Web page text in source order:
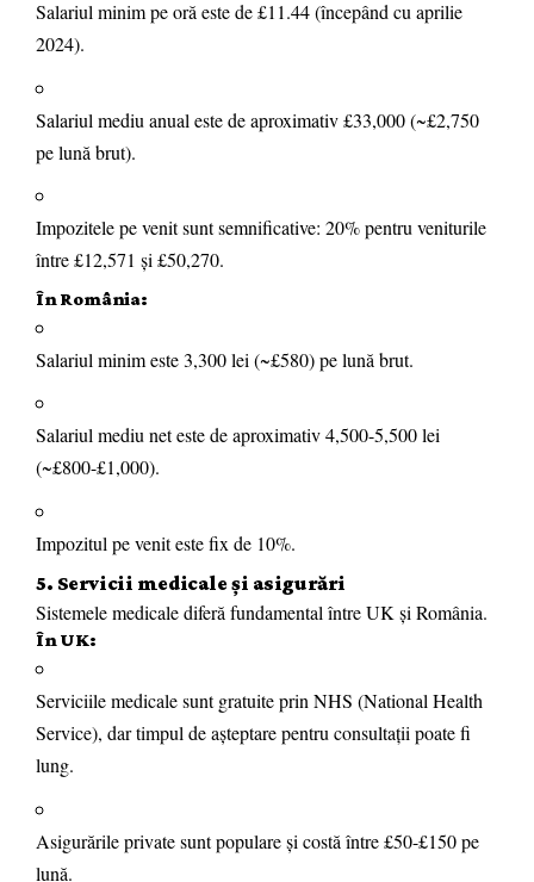
Salariul minim pe oră este de £11.44 (începând cu aprilie
2024).
Salariul mediu anual este de aproximativ £33,000 (~£2,750
pe lună brut).
Impozitele pe venit sunt semnificative: 20% pentru veniturile
între £12,571 și £50,270.
În România:
Salariul minim este 3,300 lei (~£580) pe lună brut.
Salariul mediu net este de aproximativ 4,500-5,500 lei
(~£800-£1,000).
Impozitul pe venit este fix de 10%.
5. Servicii medicale și asigurări
Sistemele medicale diferă fundamental între UK și România.
În UK:
Serviciile medicale sunt gratuite prin NHS (National Health
Service), dar timpul de așteptare pentru consultații poate fi
lung.
Asigurările private sunt populare și costă între £50-£150 pe
lună.